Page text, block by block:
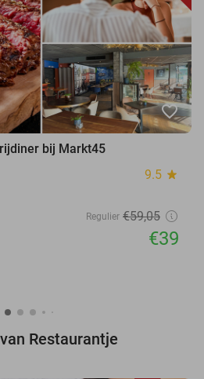
favorite_border
bij Markt45
9.5 star
Regulier €59,05
€39
Restaurantje